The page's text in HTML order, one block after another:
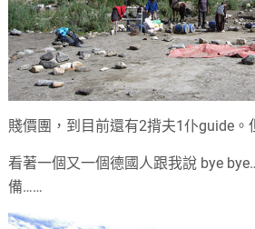
賤價團，到目前還有2揹夫1仆guide
看著一個又一個德國人跟我說 bye
備……